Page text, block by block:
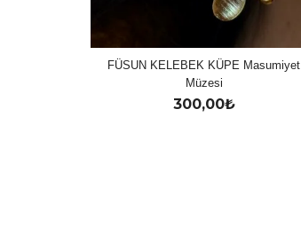
FÜSUN KELEBEK KÜPE Masumiyet
Müzesi
300,00₺